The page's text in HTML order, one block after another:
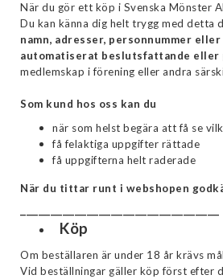
När du gör ett köp i Svenska Mönster
Du kan känna dig helt trygg med detta
namn, adresser, personnummer
automatiserat beslutsfattande
medlemskap i förening eller andra
Som kund hos oss kan du
när som helst begära att få se
få felaktiga uppgifter rättade
få uppgifterna helt raderade
När du tittar runt i webshopen
Köp
Om beställaren är under 18 år krävs
Vid beställningar gäller köp först efter